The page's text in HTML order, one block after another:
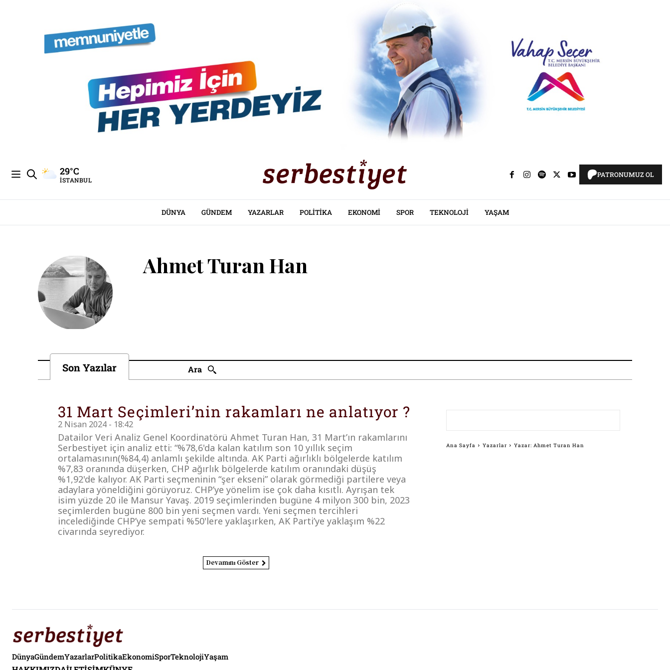
29°C
İSTANBUL
PATRONUMUZ OL
DÜNYA GÜNDEM YAZARLAR POLITIKA EKONOMI SPOR TEKNOLOJI YAŞAM
Ahmet Turan Han
Son Yazılar Ara
31 Mart Seçimleri’nin rakamları ne anlatıyor ?
2 Nisan 2024 - 18:42
Datailor Veri Analiz Genel Koordinatörü Ahmet Turan Han, 31 Mart’ın rakamlarını
Serbestiyet için analiz etti: “%78,6'da kalan katılım son 10 yıllık seçim
ortalamasının(%84,4) anlamlı şekilde altında. AK Parti ağırlıklı bölgelerde katılım
%7,83 oranında düşerken, CHP ağırlık bölgelerde katılım oranındaki düşüş
%1,92'de kalıyor. AK Parti seçmeninin “şer ekseni” olarak görmediği partilere veya
adaylara yöneldiğini görüyoruz. CHP’ye yönelim ise çok daha kısıtlı. Ayrışan tek
isim yüzde 20 ile Mansur Yavaş. 2019 seçimlerinden bugüne 4 milyon 300 bin, 2023
seçimlerden bugüne 800 bin yeni seçmen vardı. Yeni seçmen tercihleri
incelediğinde CHP’ye sempati %50'lere yaklaşırken, AK Parti’ye yaklaşım %22
civarında seyrediyor.
Devamını Göster
Ana Sayfa Yazarlar Yazar: Ahmet Turan Han
DünyaGündemYazarlarPolitikaEkonomiSporTeknolojiYaşam